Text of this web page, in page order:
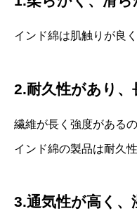
インド綿は肌触りが良
2.耐久性があり、
繊維が長く強度がある
インド綿の製品は耐久
3.通気性が高く、